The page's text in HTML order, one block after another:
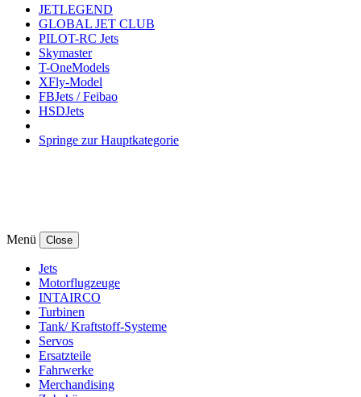
JETLEGEND
GLOBAL JET CLUB
PILOT-RC Jets
Skymaster
T-OneModels
XFly-Model
FBJets / Feibao
HSDJets
Springe zur Hauptkategorie
Menü Close
Jets
Motorflugzeuge
INTAIRCO
Turbinen
Tank/ Kraftstoff-Systeme
Servos
Ersatzteile
Fahrwerke
Merchandising